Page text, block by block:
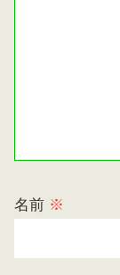
名前 ※